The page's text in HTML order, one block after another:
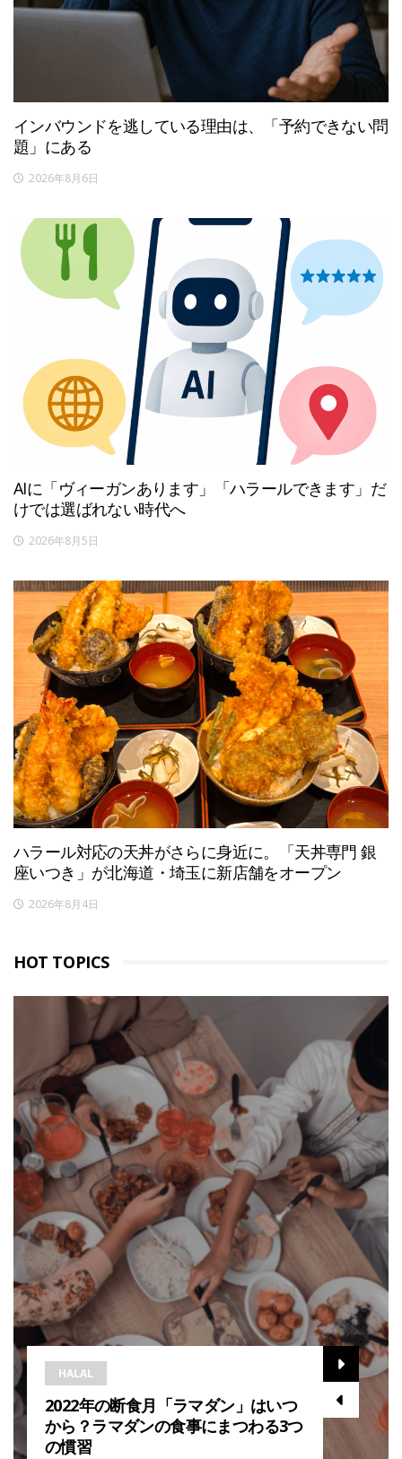
インバウンドを逃している理由は、「予約できない問
題」にある
2026年8月6日
AIに「ヴィーガンあります」「ハラールできます」だ
けでは選ばれない時代へ
2026年8月5日
ハラール対応の天丼がさらに身近に。「天丼専門 銀
座いつき」が北海道・埼玉に新店舗をオープン
2026年8月4日
HOT TOPICS
HALAL
2022年の断食月「ラマダン」はいつ
から？ラマダンの食事にまつわる3つ
の慣習